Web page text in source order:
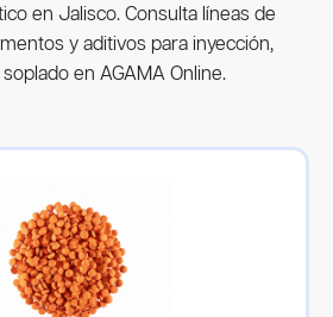
en Jalisco. Consulta líneas de
y aditivos para inyección,
en AGAMA Online.